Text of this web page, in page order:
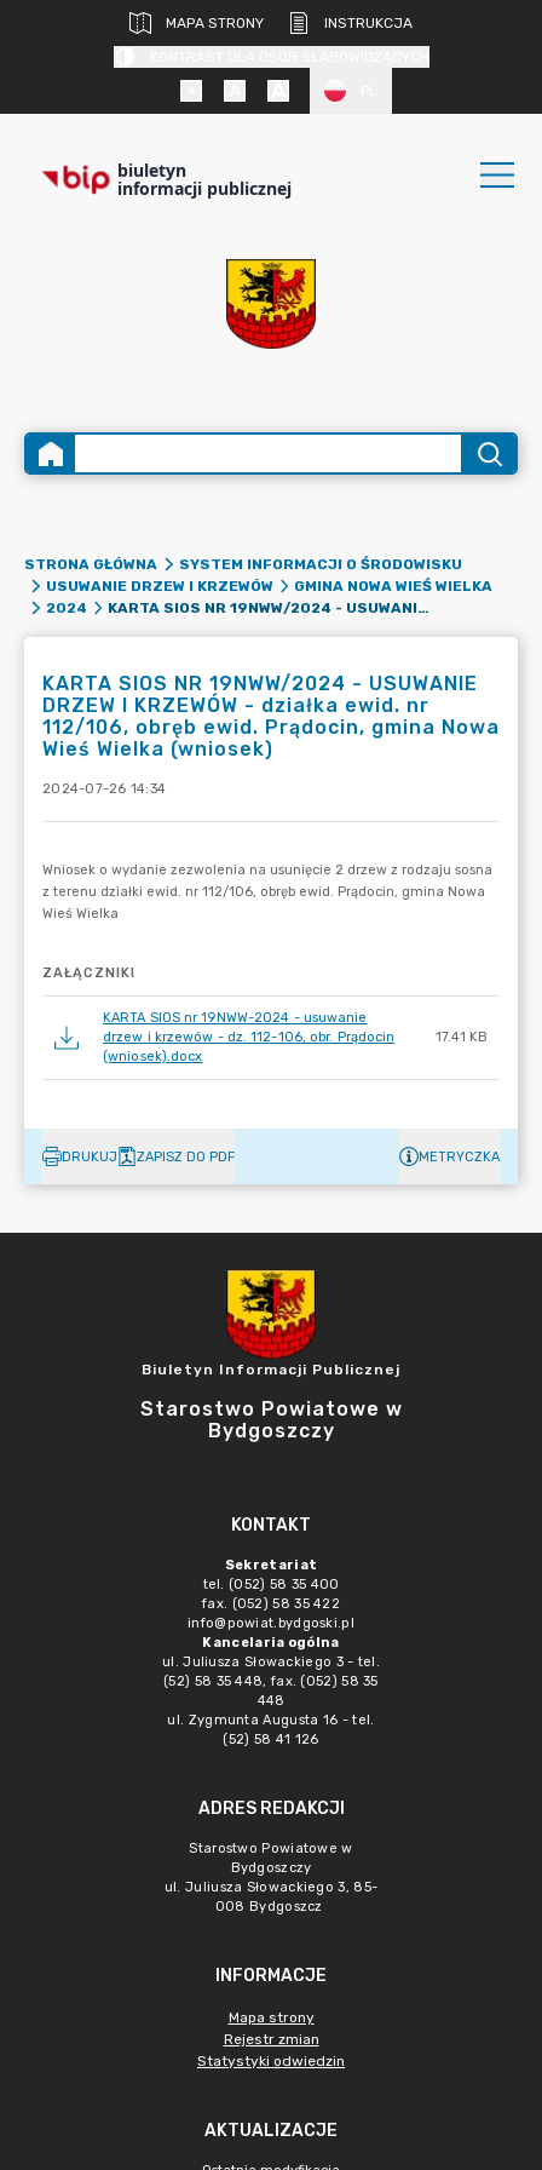
MAPA STRONY
INSTRUKCJA
biuletyn
informacji publicznej
STRONA GŁÓWNA
SYSTEM INFORMACJI O ŚRODOWISKU
USUWANIE DRZEW I KRZEWÓW
GMINA NOWA WIEŚ WIELKA
2024
KARTA SIOS NR 19NWW/2024 - USUWANIE DRZEW I KRZEWÓW - DZIAŁKA EWID. NR 112/106, OBRĘB EWID. PRĄDOCIN, GMINA NOWA WIEŚ WIELKA (WNIOSEK)
KARTA SIOS NR 19NWW/2024 - USUWANIE
DRZEW I KRZEWÓW - działka ewid. nr
112/106, obręb ewid. Prądocin, gmina Nowa
Wieś Wielka (wniosek)
2024-07-26 14:34
ZAŁĄCZNIKI
KARTA SIOS nr 19NWW-2024 - usuwanie
drzew i krzewów - dz. 112-106, obr. Prądocin
(wniosek).docx
17.41 KB
DRUKUJ ZAPISZ DO PDF METRYCZKA
Biuletyn Informacji Publicznej
Starostwo Powiatowe w
Bydgoszczy
KONTAKT
Sekretariat
tel. (052) 58 35 400
fax. (052) 58 35 422
info@powiat.bydgoski.pl
Kancelaria ogólna
ul. Juliusza Słowackiego 3 - tel.
(52) 58 35 448, fax. (052) 58 35
448
ul. Zygmunta Augusta 16 - tel.
(52) 58 41 126
ADRES REDAKCJI
Starostwo Powiatowe w
Bydgoszczy
ul. Juliusza Słowackiego 3, 85-
008 Bydgoszcz
INFORMACJE
Mapa strony
Rejestr zmian
Statystyki odwiedzin
AKTUALIZACJE